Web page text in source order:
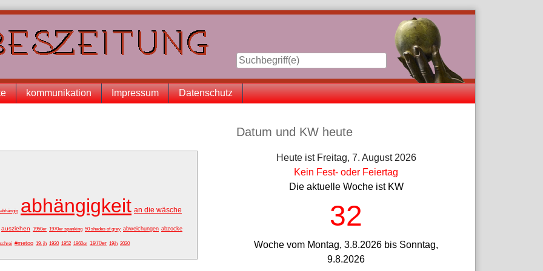
kommunikation Impressum Datenschutz
abhängig abhängigkeit an die wäsche
ausziehen 1950er 1970er spanking 50 shades of grey abweichungen abzocke
#metoo 19. jh 1920 1952 1960er 1970er 19jh 2020
Seitenleiste
Datum und KW heute
Heute ist Freitag, 7. August 2026
Kein Fest- oder Feiertag
Die aktuelle Woche ist KW
32
Woche vom Montag, 3.8.2026 bis Sonntag,
9.8.2026